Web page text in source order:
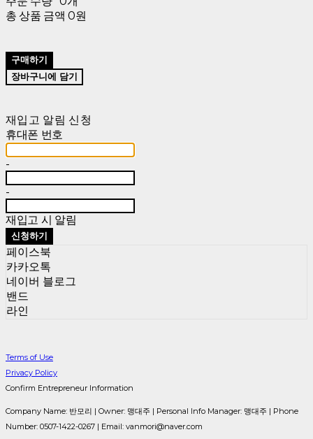
총 상품 금액 0원
구매하기
장바구니에 담기
재입고 알림 신청
휴대폰 번호
-
-
재입고 시 알림
신청하기
페이스북
카카오톡
네이버 블로그
밴드
라인
Terms of Use
Privacy Policy
Confirm Entrepreneur Information
Company Name: 반모리 | Owner: 맹대주 | Personal Info Manager: 맹대주 | Phone
Number: 0507-1422-0267 | Email: vanmori@naver.com